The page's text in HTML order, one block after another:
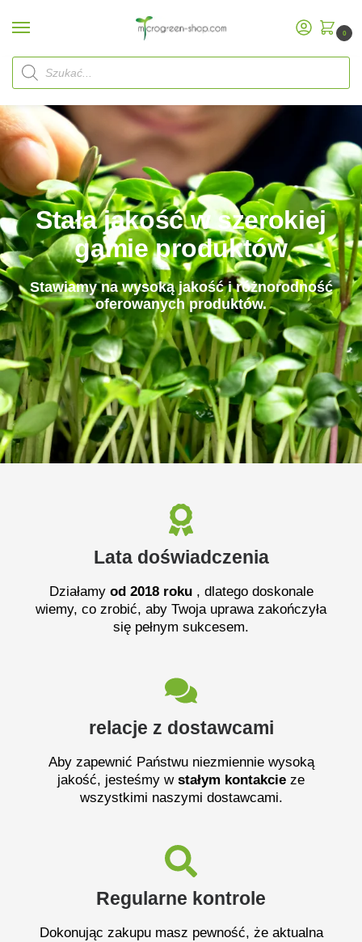
0
Start Jakość
Stała jakość w szerokiej
gamie produktów
Stawiamy na wysoką jakość i różnorodność
oferowanych produktów.
Lata doświadczenia
Działamy od 2018 roku, dlatego doskonale
wiemy, co zrobić, aby Twoja uprawa zakończyła
się pełnym sukcesem.
relacje z dostawcami
Aby zapewnić Państwu niezmiennie wysoką
jakość, jesteśmy w stałym kontakcie ze
wszystkimi naszymi dostawcami.
Regularne kontrole
Dokonując zakupu masz pewność, że aktualna